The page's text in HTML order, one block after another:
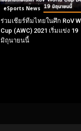
eSports News
ร่วมเชียร์ทีมไทยในศึก RoV
Cup (AWC) 2021 เริ่มแข่ง 19
มิถุนายนนี้